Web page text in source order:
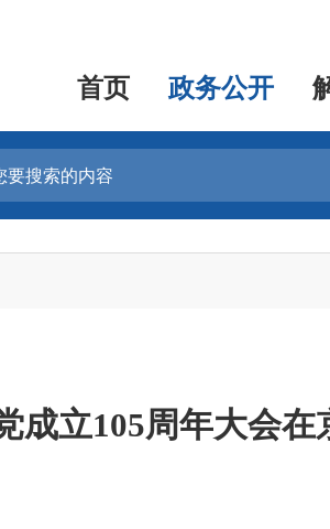
首页 政务公开
成立105周年大会在